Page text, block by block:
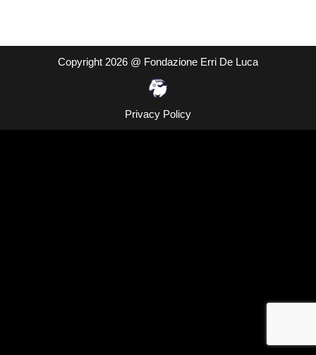
Copyright 2026 @ Fondazione Erri De Luca
Privacy Policy